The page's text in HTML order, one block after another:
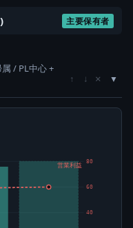
主要保有者
/ PL中心 +
↑ ↓ ×
40
60
80
営業利益